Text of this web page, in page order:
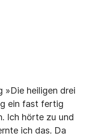
»Die heiligen drei
ein fast fertig
Ich hörte zu und
ich das. Da